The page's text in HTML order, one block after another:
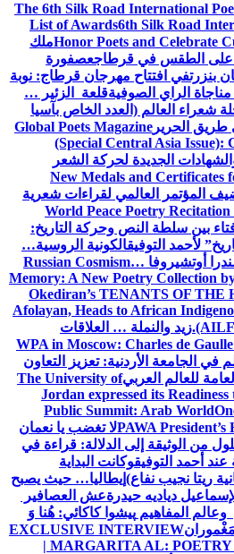
The 6th Silk Road International
List of Awards6th Silk Road
Honor Poets and Celebrateملك
على الطقس في قرطاجعصفورة
بنزرتفي افتتاح مهرجان قرطاج: نوبة
الراي الصوفيةقلعة الزئير …
شعراء العالم (العدد الخاص بآسيا
الحرير Global Poets Magazine
(Special Central Asia Issue):
الجديدة لحركة الشعر
New Medals and Certificates
المؤتمر العالمي لقراءات شعرية
World Peace Poetry Recitation
بين سلطة النص وحركة التاريخ:
لأحمد التوفيقالكونية الروسية…
أوتشيروفا Russian Cosmism…
Memory: A New Poetry Collection
Okediran’s TENANTS OF THE
Afolayan, Heads to African
زيد والنملة … العلاقات
WPA in Moscow: Charles de
الجامعة الأردنية: تعزيز التعاون
للعالم العربيThe University of
Jordan expressed its
Public Summit: Arab World
PAWAلا تغضب يا نعمان
من الوثيقة إلى الدلالة: قراءة في
عند أحمد التوفيقوكانت البداية
ريتا نجيب نفاع) إيطاليا… حيث يصبح
دياديه حيدرةعش العصافير
المفاهيم پیشوا کاکائي: هُنا وَ
EXCLUSIVE INTERVIEW
| MARGARITA AL: